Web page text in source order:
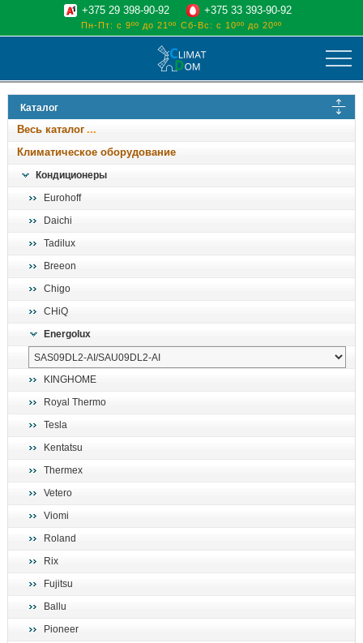
климат
отопительные котлы
водоснабжение
+375 29 398-90-92 +375 33 393-90-92
Пн-Пт: с 9ºº до 21ºº Сб-Вс: с 10ºº до 20ºº
Каталог
Весь каталог
Климатическое оборудование
Кондиционеры
Eurohoff
Daichi
Tadilux
Breeon
Chigo
CHiQ
Energolux
KINGHOME
Royal Thermo
Tesla
Kentatsu
Thermex
Vetero
Viomi
Roland
Rix
Fujitsu
Ballu
Pioneer